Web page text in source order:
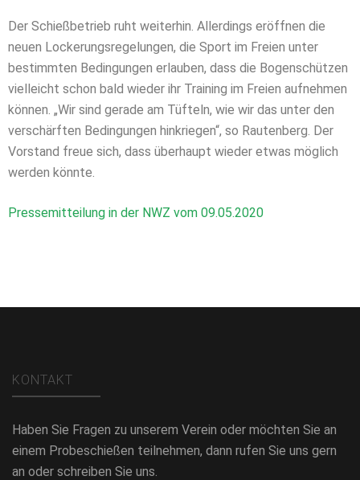
Der Schießbetrieb ruht weiterhin. Allerdings eröffnen die
neuen Lockerungsregelungen, die Sport im Freien unter
bestimmten Bedingungen erlauben, dass die Bogenschützen
vielleicht schon bald wieder ihr Training im Freien aufnehmen
können. „Wir sind gerade am Tüfteln, wie wir das unter den
verschärften Bedingungen hinkriegen“, so Rautenberg. Der
Vorstand freue sich, dass überhaupt wieder etwas möglich
werden könnte.
Pressemitteilung in der NWZ vom 09.05.2020
KONTAKT
Haben Sie Fragen zu unserem Verein oder möchten Sie an
einem Probeschießen teilnehmen, dann rufen Sie uns gern
an oder schreiben Sie uns.